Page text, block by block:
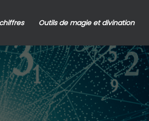
Outils de magie et divination